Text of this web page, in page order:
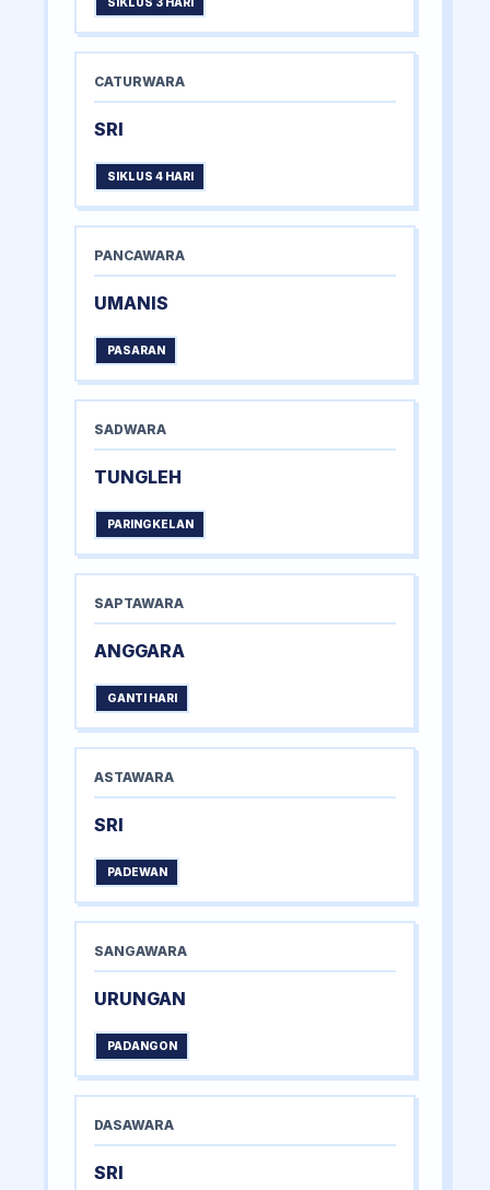
SIKLUS 3 HARI
CATURWARA
SRI
SIKLUS 4 HARI
PANCAWARA
UMANIS
PASARAN
SADWARA
TUNGLEH
PARINGKELAN
SAPTAWARA
ANGGARA
GANTI HARI
ASTAWARA
SRI
PADEWAN
SANGAWARA
URUNGAN
PADANGON
DASAWARA
SRI